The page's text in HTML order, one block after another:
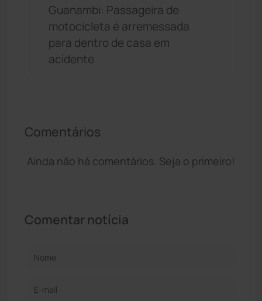
Guanambi: Passageira de
motocicleta é arremessada
para dentro de casa em
acidente
Comentários
Ainda não há comentários. Seja o primeiro!
Comentar notícia